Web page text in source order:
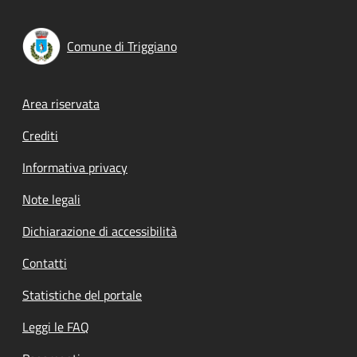
Comune di Triggiano
Footer menu
Area riservata
Crediti
Informativa privacy
Note legali
Dichiarazione di accessibilità
Contatti
Statistiche del portale
Leggi le FAQ